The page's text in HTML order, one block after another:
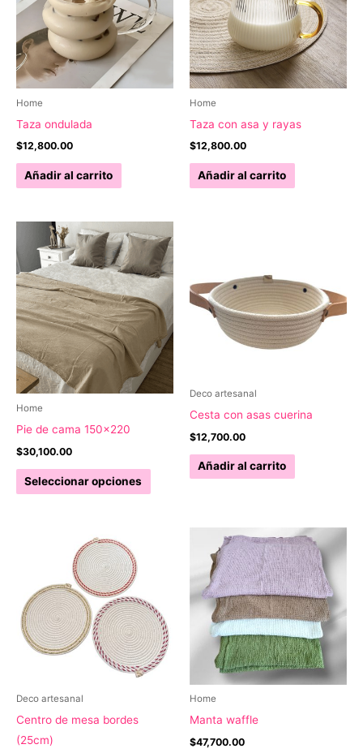
Home
Taza ondulada
$12,800.00
Añadir al carrito
Home
Taza con asa y rayas
$12,800.00
Añadir al carrito
Home
Pie de cama 150×220
$30,100.00
Seleccionar opciones
Este
producto
opciones
se
pueden
elegir
en
Deco artesanal
Cesta con asas cuerina
$12,700.00
Añadir al carrito
Deco artesanal
Centro de mesa bordes
(25cm)
Home
Manta waffle
$47,700.00